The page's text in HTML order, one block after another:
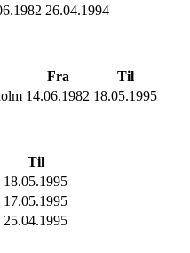
26.04.1994
Fra
Til
14.06.1982 18.05.1995
Til
18.05.1995
17.05.1995
25.04.1995